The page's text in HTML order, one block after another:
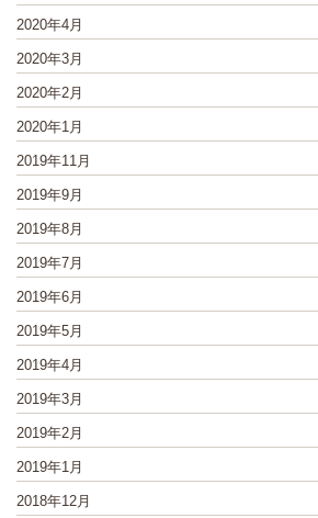
2020年4月
2020年3月
2020年2月
2020年1月
2019年11月
2019年9月
2019年8月
2019年7月
2019年6月
2019年5月
2019年4月
2019年3月
2019年2月
2019年1月
2018年12月